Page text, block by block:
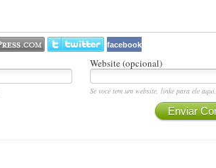
facebook
Website (opcional)
Se você tem um website, linke para ele aqui.
Enviar